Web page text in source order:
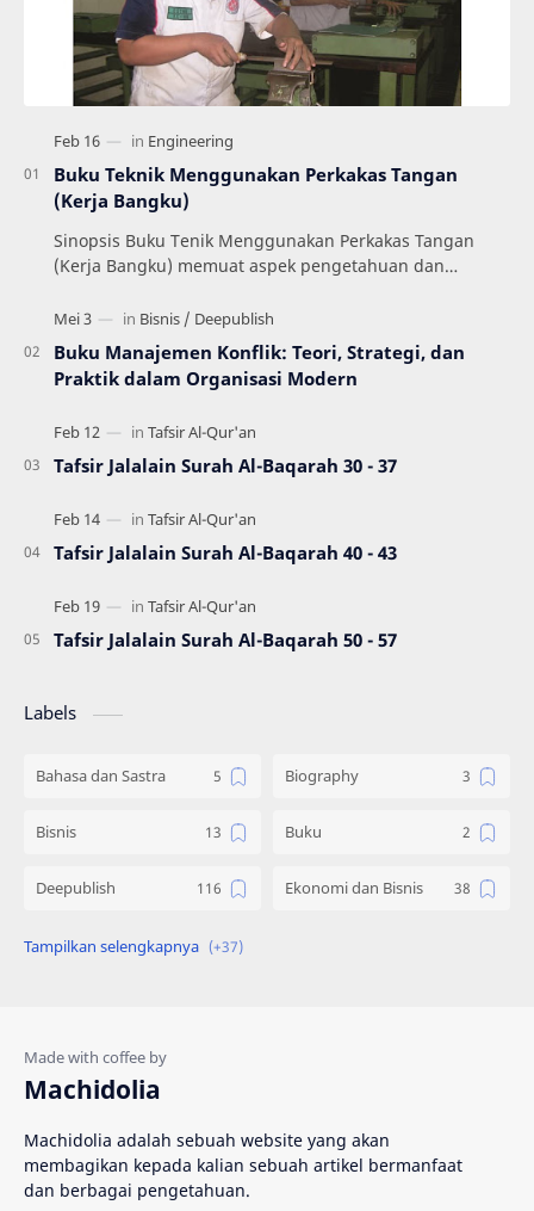
Buku Teknik Menggunakan Perkakas Tangan
(Kerja Bangku)
Sinopsis Buku Tenik Menggunakan Perkakas Tangan
(Kerja Bangku) memuat aspek pengetahuan dan
mengacu pada …
Buku Manajemen Konflik: Teori, Strategi, dan
Praktik dalam Organisasi Modern
Tafsir Jalalain Surah Al-Baqarah 30 - 37
Tafsir Jalalain Surah Al-Baqarah 40 - 43
Tafsir Jalalain Surah Al-Baqarah 50 - 57
Labels
Bahasa dan Sastra Biography
Bisnis Buku
Deepublish Ekonomi dan Bisnis
Engineering
Islam Katalog
Machidolia
Machidolia adalah sebuah website yang akan
membagikan kepada kalian sebuah artikel bermanfaat
dan berbagai pengetahuan.